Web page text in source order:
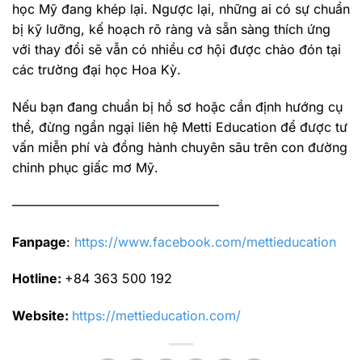
học Mỹ đang khép lại. Ngược lại, những ai có sự chuẩn
bị kỹ lưỡng, kế hoạch rõ ràng và sẵn sàng thích ứng
với thay đổi sẽ vẫn có nhiều cơ hội được chào đón tại
các trường đại học Hoa Kỳ.
Nếu bạn đang chuẩn bị hồ sơ hoặc cần định hướng cụ
thể, đừng ngần ngại liên hệ Metti Education để được tư
vấn miễn phí và đồng hành chuyên sâu trên con đường
chinh phục giấc mơ Mỹ.
————————————————
Fanpage: https://www.facebook.com/mettieducation
Hotline: +84 363 500 192
Website: https://mettieducation.com/